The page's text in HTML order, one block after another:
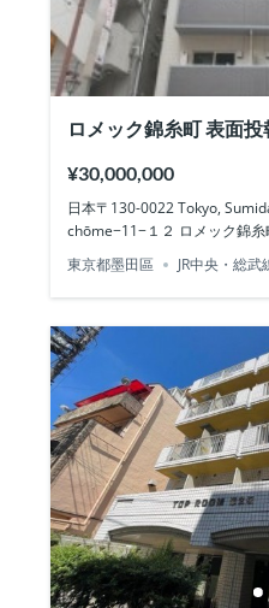
ロメック錦糸町 表面
¥30,000,000
日本〒130-0022 Tokyo,
chōme−11−１２ ロメック錦糸
東京都墨田區
JR中央・総武